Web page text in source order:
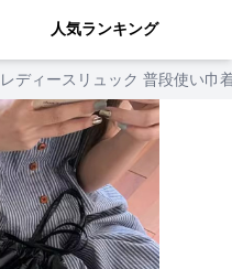
人気ランキング
レディースリュック 普段使い巾